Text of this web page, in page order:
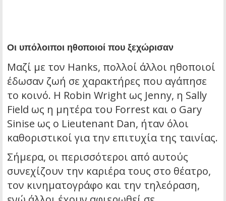
Οι υπόλοιποι ηθοποιοί που ξεχώρισαν
Μαζί με τον Hanks, πολλοί άλλοι ηθοποιοί
έδωσαν ζωή σε χαρακτήρες που αγάπησε
το κοινό. Η Robin Wright ως Jenny, η Sally
Field ως η μητέρα του Forrest και ο Gary
Sinise ως ο Lieutenant Dan, ήταν όλοι
καθοριστικοί για την επιτυχία της ταινίας.
Σήμερα, οι περισσότεροι από αυτούς
συνεχίζουν την καριέρα τους στο θέατρο,
τον κινηματογράφο και την τηλεόραση,